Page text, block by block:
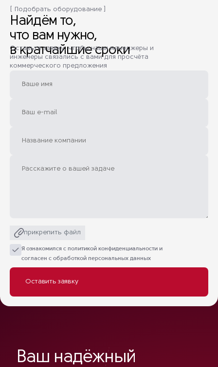
[ Подобрать оборудование ]
Найдём то,
что вам нужно,
в кратчайшие сроки
Оставьте заявку, чтобы наши менеджеры и
инженеры связались с вами для просчёта
коммерческого предложения
прикрепить файл
Я ознакомился с политикой конфиденциальности и
согласен с обработкой персональных данных
Ваш надёжный